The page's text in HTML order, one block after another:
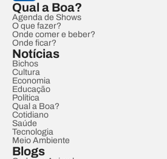
Qual a Boa?
Agenda de Shows
O que fazer?
Onde comer e beber?
Onde ficar?
Notícias
Bichos
Cultura
Economia
Educação
Política
Qual a Boa?
Cotidiano
Saúde
Tecnologia
Meio Ambiente
Blogs